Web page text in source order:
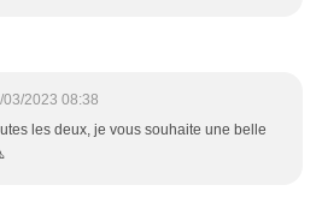
03/2023 08:38
les deux, je vous souhaite une belle